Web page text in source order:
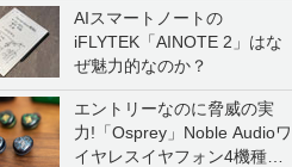
AIスマートノートの
iFLYTEK「AINOTE 2」はな
ぜ魅力的なのか？
エントリーなのに脅威の実
力!「Osprey」Noble Audioワ
イヤレスイヤフォン4機種を